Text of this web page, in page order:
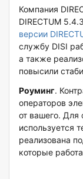
Компания
DIRECTUM
версии
службу DISI
а также
повысили
Роуминг.
операторов
от вашего. Для
используется
реализована
которые